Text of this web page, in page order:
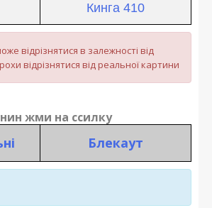
Кинга 410
відрізнятися в залежності від
відрізнятися від реальної картини
жми на ссилку
Блекаут